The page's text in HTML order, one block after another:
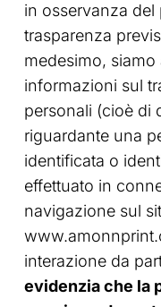
in osservanza del
trasparenza
medesimo,
informazioni sul
personali (cioè di
riguardante una
identificata o
effettuato in
navigazione sul
interazione da
evidenzia che la